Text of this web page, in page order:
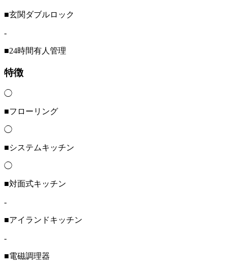
■玄関ダブルロック
-
■24時間有人管理
特徴
◯
■フローリング
◯
■システムキッチン
◯
■対面式キッチン
-
■アイランドキッチン
-
■電磁調理器